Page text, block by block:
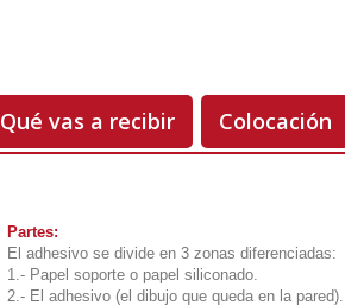
Qué vas a recibir Colocación
Partes:
El adhesivo se divide en 3 zonas diferenciadas:
1.- Papel soporte o papel siliconado.
2.- El adhesivo (el dibujo que queda en la pared).